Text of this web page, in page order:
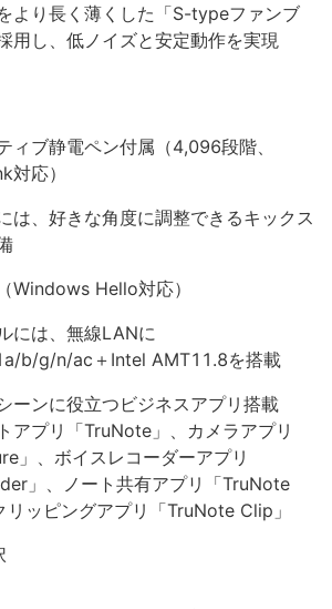
より長く薄くした「S-typeファンブ
用し、低ノイズと安定動作を実現
ィブ静電ペン付属（4,096段階、
応）
は、好きな角度に調整できるキックス
Windows Hello対応）
には、無線LANに
b/g/n/ac＋Intel AMT11.8を搭載
ーンに役立つビジネスアプリ搭載
アプリ「TruNote」、カメラアプリ
」、ボイスレコーダーアプリ
」、ノート共有アプリ「TruNote
リッピングアプリ「TruNote Clip」